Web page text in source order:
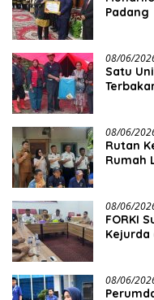
Padang
08/06/
Satu
08/06/
Rutan
Rumah
08/06/
FORKI
Kejurda
08/06/